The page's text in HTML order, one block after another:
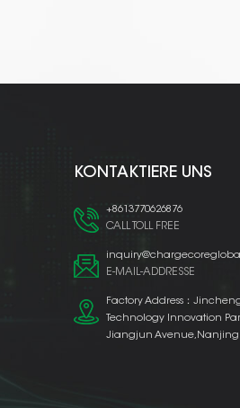
KONTAKTIERE UNS
+8613770626876
CALL TOLL FREE
E-MAIL-ADDRESSE
Factory Address：
Technology Innovation
Jiangjun